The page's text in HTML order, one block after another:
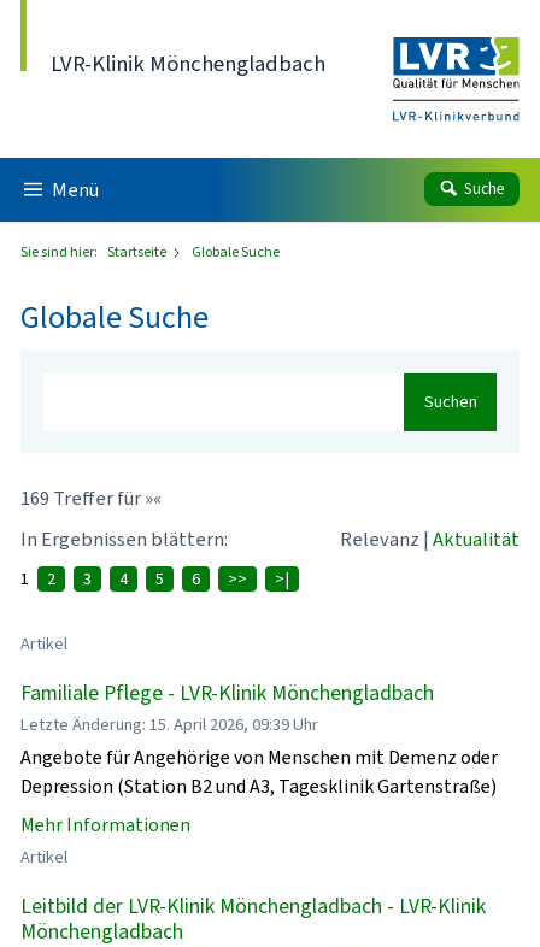
LVR-Klinik Mönchengladbach
Menü Suche
Sie sind hier: Startseite Globale Suche
Globale Suche
Suchen
169 Treffer für »«
In Ergebnissen blättern:
Relevanz | Aktualität
1 2 3 4 5 6 >> >|
Artikel
Familiale Pflege - LVR-Klinik Mönchengladbach
Letzte Änderung: 15. April 2026, 09:39 Uhr
Angebote für Angehörige von Menschen mit Demenz oder
Depression (Station B2 und A3, Tagesklinik Gartenstraße)
Mehr Informationen
Artikel
Leitbild der LVR-Klinik Mönchengladbach - LVR-Klinik
Mönchengladbach